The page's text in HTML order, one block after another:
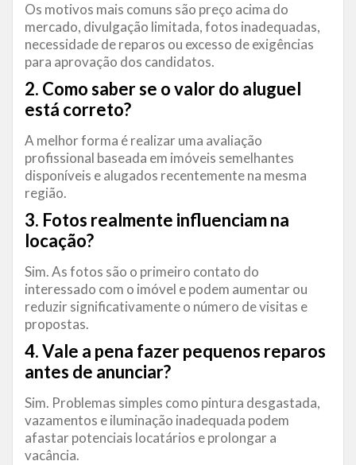
Os motivos mais comuns são preço acima do
mercado, divulgação limitada, fotos inadequadas,
necessidade de reparos ou excesso de exigências
para aprovação dos candidatos.
2. Como saber se o valor do aluguel
está correto?
A melhor forma é realizar uma avaliação
profissional baseada em imóveis semelhantes
disponíveis e alugados recentemente na mesma
região.
3. Fotos realmente influenciam na
locação?
Sim. As fotos são o primeiro contato do
interessado com o imóvel e podem aumentar ou
reduzir significativamente o número de visitas e
propostas.
4. Vale a pena fazer pequenos reparos
antes de anunciar?
Sim. Problemas simples como pintura desgastada,
vazamentos e iluminação inadequada podem
afastar potenciais locatários e prolongar a
vacância.